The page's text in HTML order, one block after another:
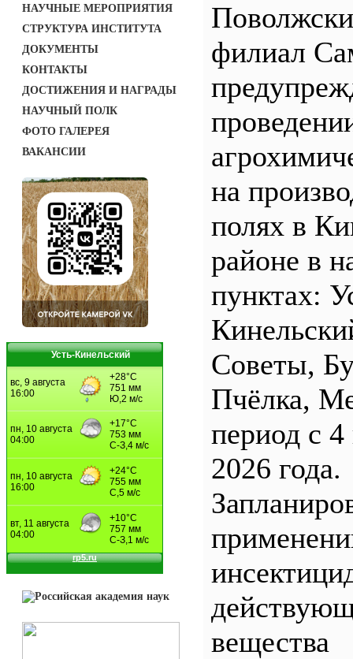
НАУЧНЫЕ МЕРОПРИЯТИЯ
СТРУКТУРА ИНСТИТУТА
ДОКУМЕНТЫ
КОНТАКТЫ
ДОСТИЖЕНИЯ И НАГРАДЫ
НАУЧНЫЙ ПОЛК
ФОТО ГАЛЕРЕЯ
ВАКАНСИИ
Усть-Кинельский
филиал
на
полях в
районе в
пунктах:
Советы,
Пчёлка,
период с 4
2026 года.
вещества